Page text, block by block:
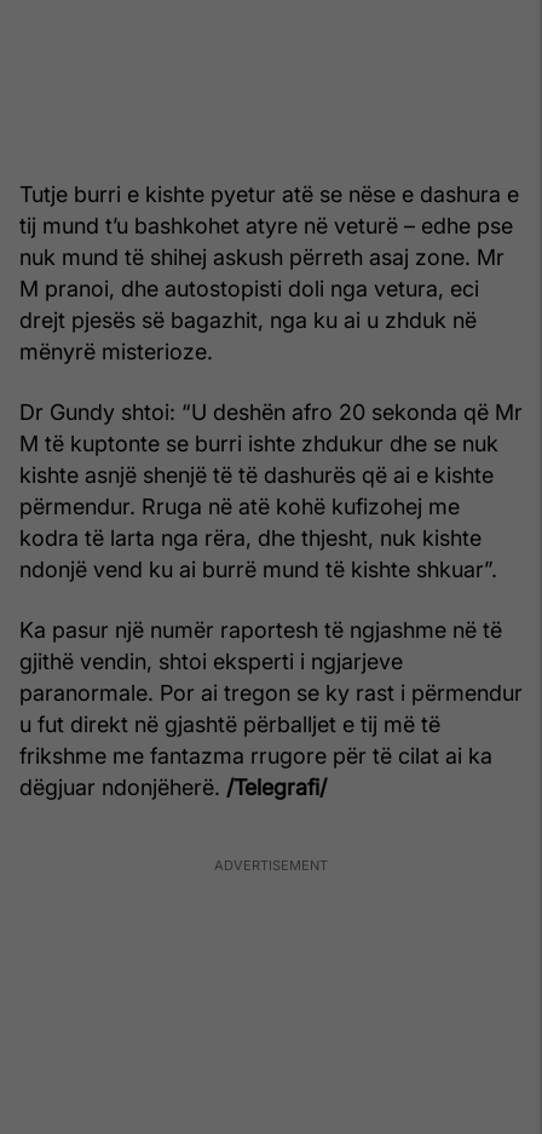
Tutje burri e kishte pyetur atë se nëse e dashura e
tij mund t’u bashkohet atyre në veturë – edhe pse
nuk mund të shihej askush përreth asaj zone. Mr
M pranoi, dhe autostopisti doli nga vetura, eci
drejt pjesës së bagazhit, nga ku ai u zhduk në
mënyrë misterioze.
Dr Gundy shtoi: “U deshën afro 20 sekonda që Mr
M të kuptonte se burri ishte zhdukur dhe se nuk
kishte asnjë shenjë të të dashurës që ai e kishte
përmendur. Rruga në atë kohë kufizohej me
kodra të larta nga rëra, dhe thjesht, nuk kishte
ndonjë vend ku ai burrë mund të kishte shkuar”.
Ka pasur një numër raportesh të ngjashme në të
gjithë vendin, shtoi eksperti i ngjarjeve
paranormale. Por ai tregon se ky rast i përmendur
u fut direkt në gjashtë përballjet e tij më të
frikshme me fantazma rrugore për të cilat ai ka
dëgjuar ndonjëherë. /Telegrafi/